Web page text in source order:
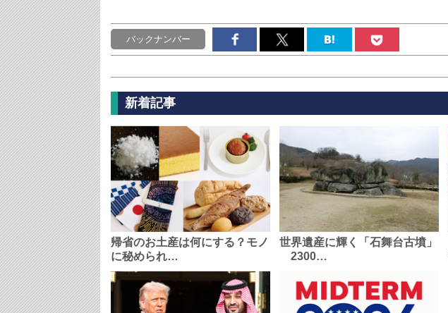
バックナンバー
新着記事
帰省のお土産は何にする？モノ
に秘められ…
世界遺産に輝く「石舞台古墳」
2300…